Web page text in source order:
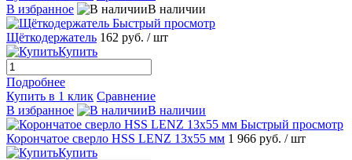
В избранное
В наличии
Быстрый просмотр
Щёткодержатель 162 руб. / шт
Купить
Подробнее
Купить в 1 клик Сравнение
В избранное
В наличии
Быстрый просмотр
Корончатое сверло HSS LENZ 13x55 мм 1 966 руб. / шт
Купить